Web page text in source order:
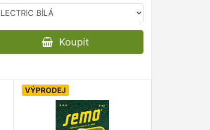
Koupit
VÝPRODEJ